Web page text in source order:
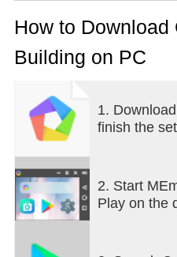
- це безкоштовна гра для
Дізнайтеся, як
або на шахті.
Прикрасьте свій
та власними очима.
храми!
Розвідка:
собаками, будь ласка!
How to Download
Building on PC
1.
finish the
2. Start
Play on the